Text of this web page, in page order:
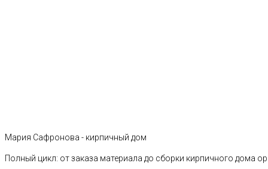
Мария Сафронова - кирпичный дом
Полный цикл: от заказа материала до сборки кирпичного дома